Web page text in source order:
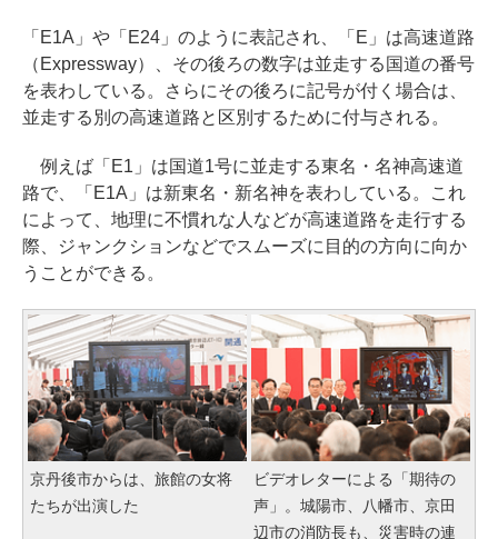
「E1A」や「E24」のように表記され、「E」は高速道路
（Expressway）、その後ろの数字は並走する国道の番号
を表わしている。さらにその後ろに記号が付く場合は、
並走する別の高速道路と区別するために付与される。
例えば「E1」は国道1号に並走する東名・名神高速道
路で、「E1A」は新東名・新名神を表わしている。これ
によって、地理に不慣れな人などが高速道路を走行する
際、ジャンクションなどでスムーズに目的の方向に向か
うことができる。
京丹後市からは、旅館の女将
たちが出演した
ビデオレターによる「期待の
声」。城陽市、八幡市、京田
辺市の消防長も、災害時の連